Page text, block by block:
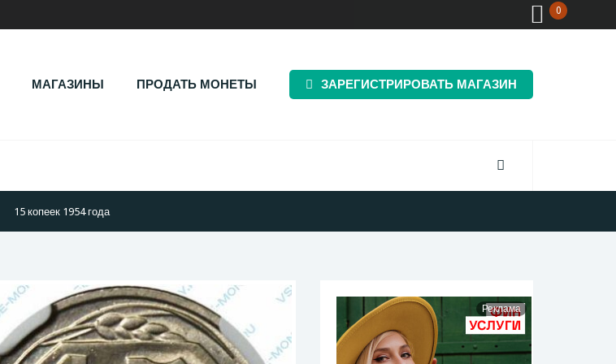
МАГАЗИНЫ ПРОДАТЬ МОНЕТЫ ЗАРЕГИСТРИРОВАТЬ МАГАЗИН
15 копеек 1954 года
Реклама
0